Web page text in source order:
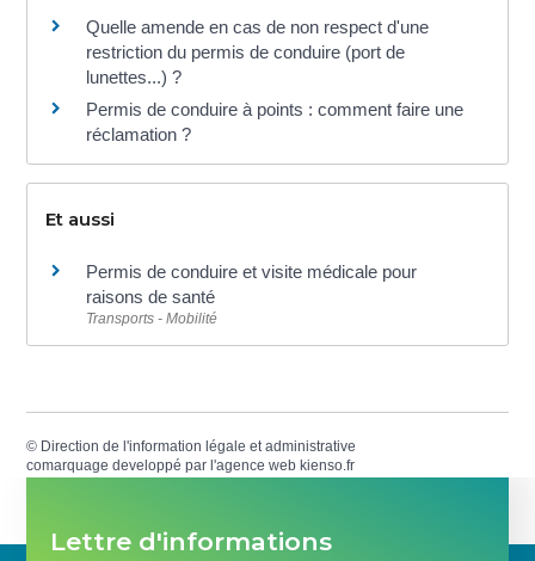
Quelle amende en cas de non respect d'une
restriction du permis de conduire (port de
lunettes...) ?
Permis de conduire à points : comment faire une
réclamation ?
Et aussi
Permis de conduire et visite médicale pour
raisons de santé
Transports - Mobilité
© Direction de l'information légale et administrative
comarquage developpé par l'agence web kienso.fr
Lettre d'informations